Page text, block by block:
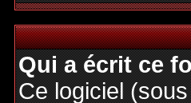
Qui a écrit ce
Ce logiciel